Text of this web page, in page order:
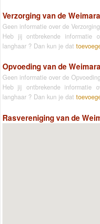
Verzorging van de
Geen informatie over de
Heb jij ontbrekende informatie
langhaar ? Dan kun je dat
Opvoeding van de
Geen informatie over de
Heb jij ontbrekende informatie
langhaar ? Dan kun je dat
Rasvereniging van de